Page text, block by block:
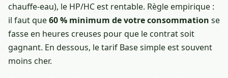
chauffe-eau), le HP/HC est rentable. Règle empirique :
il faut que60 % minimum de votre consommation se
fasse en heures creuses pour que le contrat soit
gagnant. En dessous, le tarif Base simple est souvent
moins cher.